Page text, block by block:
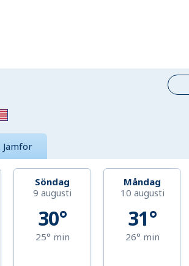
Jämför
Söndag
9 augusti
30°
25° min
Måndag
10 augusti
31°
26° min